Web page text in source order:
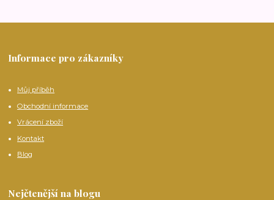
Informace pro zákazníky
Můj příběh
Obchodní informace
Vrácení zboží
Kontakt
Blog
Nejčtenější na blogu